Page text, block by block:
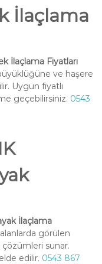
İlaçlama
İlaçlama Fiyatları
ve haşere
Uygun fiyatlı
geçebilirsiniz. 0543
İlaçlama
görülen
çözümleri sunar.
edilir. 0543 867